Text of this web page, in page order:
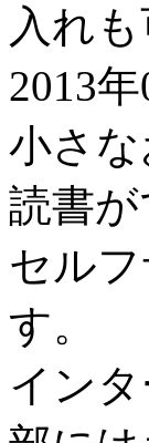
入れ
2013
小さ
読書
セル
す。
イン